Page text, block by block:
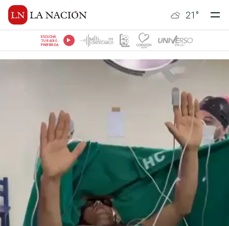
21 °
ESCUCHÁ
TU RADIO
PREFERIDA